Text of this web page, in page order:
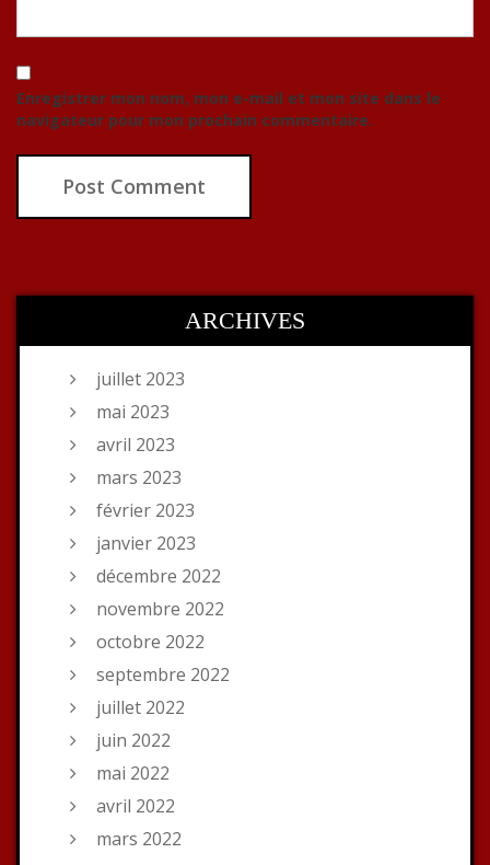
Enregistrer mon nom, mon e-mail et mon site dans le
navigateur pour mon prochain commentaire.
ARCHIVES
juillet 2023
mai 2023
avril 2023
mars 2023
février 2023
janvier 2023
décembre 2022
novembre 2022
octobre 2022
septembre 2022
juillet 2022
juin 2022
mai 2022
avril 2022
mars 2022